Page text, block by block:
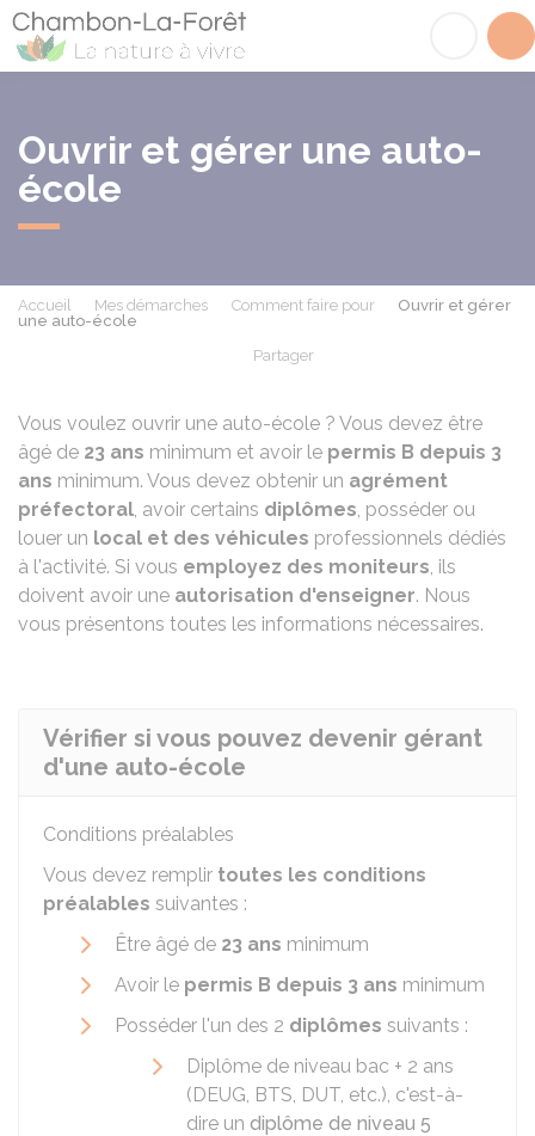
Ouvrir et gérer une auto-
école
Accueil Mes démarches Comment faire pour
Ouvrir et gérer
une auto-école
Partager
Vous voulez ouvrir une auto-école ? Vous devez être
âgé de 23 ans minimum et avoir le permis B depuis 3
ans minimum. Vous devez obtenir un agrément
préfectoral, avoir certains diplômes, posséder ou
louer un local et des véhicules professionnels dédiés
à l'activité. Si vous employez des moniteurs, ils
doivent avoir une autorisation d'enseigner. Nous
vous présentons toutes les informations nécessaires.
Vérifier si vous pouvez devenir gérant
d'une auto-école
Conditions préalables
Vous devez remplir toutes les conditions
préalables suivantes :
Être âgé de 23 ans minimum
Avoir le permis B depuis 3 ans minimum
Posséder l'un des 2 diplômes suivants :
Diplôme de niveau bac + 2 ans
(DEUG, BTS, DUT, etc.), c'est-à-
dire un diplôme de niveau 5